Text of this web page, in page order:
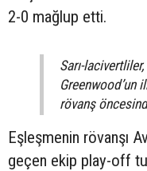
2-0 mağlup etti.
Sarı-
Greenwood’un
rövanş
Eşleşmenin rövanşı
geçen ekip play-off